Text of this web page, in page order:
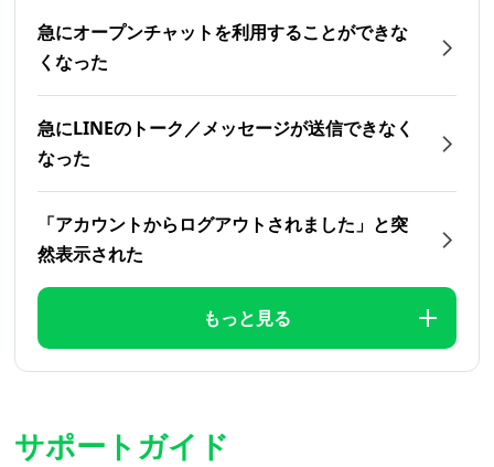
急にオープンチャットを利用することができな
くなった
急にLINEのトーク／メッセージが送信できなく
なった
「アカウントからログアウトされました」と突
然表示された
もっと見る
サポートガイド